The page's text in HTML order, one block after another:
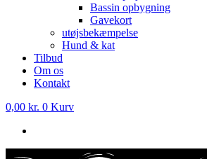
Bassin opbygning
Gavekort
utøjsbekæmpelse
Hund & kat
Tilbud
Om os
Kontakt
0,00 kr. 0 Kurv